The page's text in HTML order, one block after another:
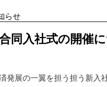
らせ
同入社式の開催
発展の一翼を担う担う新